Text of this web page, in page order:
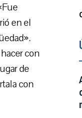
en el
con
de
con